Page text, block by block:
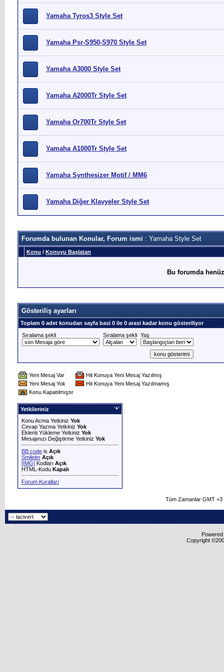
Yamaha Tyros3 Style Set
Yamaha Psr-S950-S970 Style Set
Yamaha A3000 Style Set
Yamaha A2000Tr Style Set
Yamaha Or700Tr Style Set
Yamaha A1000Tr Style Set
Yamaha Synthesizer Motif / MM6
Yamaha Diğer Klavyeler Style Set
Forumda bulunan Konular, Forum ismi : Yamaha Style Set
Konu / Konuyu Başlatan
Bu forumda
Gösteriliş ayarları
Toplam 0 adet konudan sayfa basi 0 ile 0 arasi kadar konu gösteriliyor
Sıralama şekli
Sıralama şekli Yaş
Yeni Mesaj Var
Hit Konuya Yeni Mesaj Yazılmış
Yeni Mesaj Yok
Hit Konuya Yeni Mesaj Yazılmamış
Konu Kapatılmıştır
Yetkileriniz
Konu Acma Yetkiniz Yok
Cevap Yazma Yetkiniz Yok
Eklenti Yükleme Yetkiniz Yok
Mesajınızı Değiştirme Yetkiniz Yok
BB code is Açık
Smileler Açık
[IMG] Kodları Açık
HTML-Kodu Kapalı
Forum Kuralları
Tüm Zamanlar GMT
Copyright